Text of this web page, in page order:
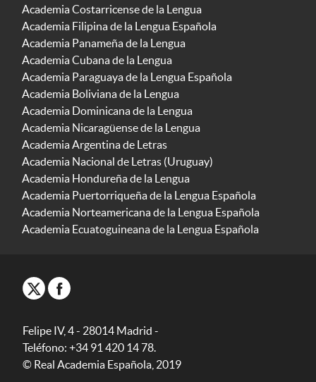
Academia Costarricense de la Lengua
Academia Filipina de la Lengua Española
Academia Panameña de la Lengua
Academia Cubana de la Lengua
Academia Paraguaya de la Lengua Española
Academia Boliviana de la Lengua
Academia Dominicana de la Lengua
Academia Nicaragüense de la Lengua
Academia Argentina de Letras
Academia Nacional de Letras (Uruguay)
Academia Hondureña de la Lengua
Academia Puertorriqueña de la Lengua Española
Academia Norteamericana de la Lengua Española
Academia Ecuatoguineana de la Lengua Española
Felipe IV, 4 - 28014 Madrid -
Teléfono: +34 91 420 14 78.
© Real Academia Española, 2019